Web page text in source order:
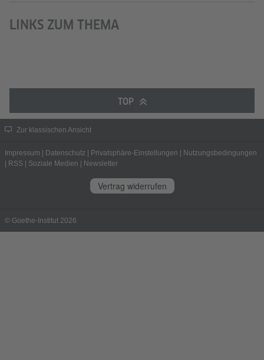
LINKS ZUM THEMA
TOP
Zur klassischen Ansicht
Impressum | Datenschutz | Privatsphäre-Einstellungen | Nutzungsbedingungen
| RSS | Soziale Medien | Newsletter
Vertrag widerrufen
© Goethe-Institut 2026